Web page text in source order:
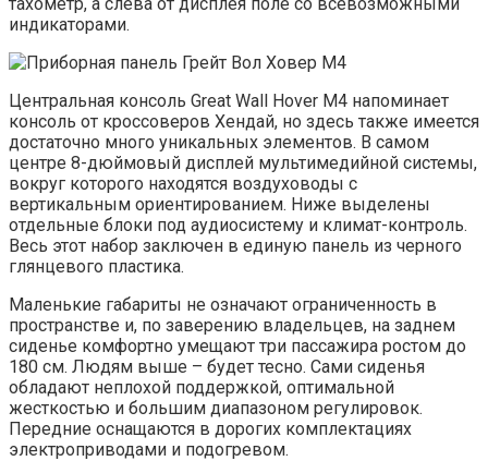
индикаторами.
Центральная консоль Great Wall Hover M4 напоминает
консоль от кроссоверов Хендай, но здесь также имеется
достаточно много уникальных элементов. В самом
центре 8-дюймовый дисплей мультимедийной системы,
вокруг которого находятся воздуховоды с
вертикальным ориентированием. Ниже выделены
отдельные блоки под аудиосистему и климат-контроль.
Весь этот набор заключен в единую панель из черного
глянцевого пластика.
Маленькие габариты не означают ограниченность в
пространстве и, по заверению владельцев, на заднем
сиденье комфортно умещают три пассажира ростом до
180 см. Людям выше – будет тесно. Сами сиденья
обладают неплохой поддержкой, оптимальной
жесткостью и большим диапазоном регулировок.
Передние оснащаются в дорогих комплектациях
электроприводами и подогревом.